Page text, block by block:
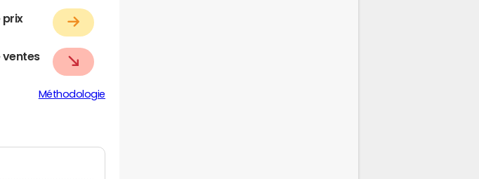
prix
ventes
Méthodologie